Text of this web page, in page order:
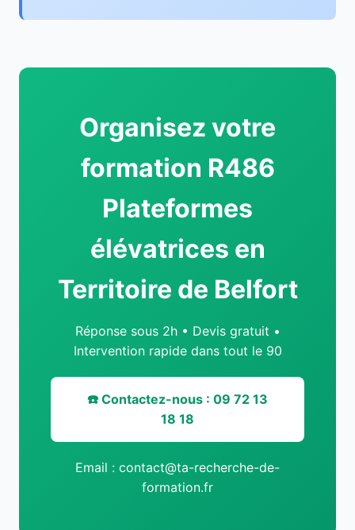
Organisez votre
formation R486
Plateformes
élévatrices en
Territoire de Belfort
Réponse sous 2h • Devis gratuit •
Intervention rapide dans tout le 90
☎️ Contactez-nous : 09 72 13
18 18
Email : contact@ta-recherche-de-
formation.fr